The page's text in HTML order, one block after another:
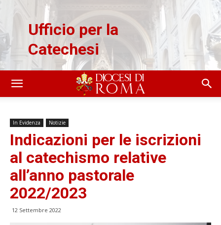
Ufficio per la
Catechesi
In Evidenza Notizie
Indicazioni per le iscrizioni
al catechismo relative
all’anno pastorale
2022/2023
12 Settembre 2022